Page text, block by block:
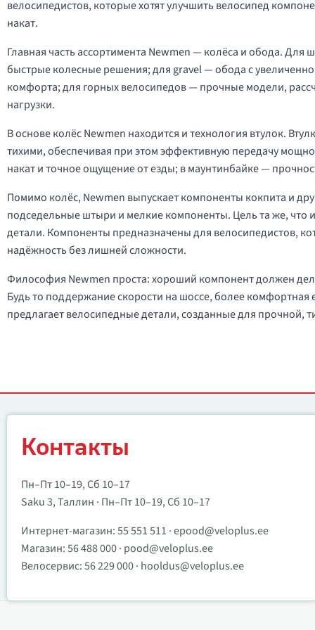
велосипедистов, которые хотят улучшить велосипед
накат.
Главная часть ассортимента Newmen — колёса и обода.
быстрые колесные решения; для gravel — обода с
комфорта; для горных велосипедов — прочные модели,
нагрузки.
В основе колёс Newmen находится и технология втулок.
тихими, обеспечивая при этом эффективную передачу
накат и точное ощущение от езды; в маунтинбайке —
Помимо колёс, Newmen выпускает компоненты кокпита и
подседельные штыри и мелкие компоненты. Цель та же, что
детали. Компоненты предназначены для велосипедистов,
надёжность без лишней сложности.
Философия Newmen проста: хороший компонент должен
Будь то поддержание скорости на шоссе, более
предлагает велосипедные детали, созданные для прочной,
Контакты
Пн–Пт 10–19, Сб 10–17
Saku 3, Таллин · Пн–Пт 10–19, Сб 10–17
Интернет-магазин:55 551 511 ·epood@veloplus.ee
Магазин:56 488 000· pood@veloplus.ee
Велосервис:56 229 000· hooldus@veloplus.ee